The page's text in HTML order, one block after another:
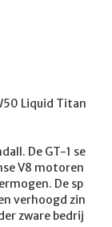
Liquid Titan
De GT-1 se
V8 motoren
De sp
verhoogd zin
zware bedrij